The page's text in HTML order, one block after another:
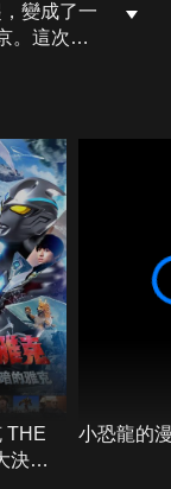
變成了一
。這次襲
人血統。
怪物的偉
THE
決
小恐龍的